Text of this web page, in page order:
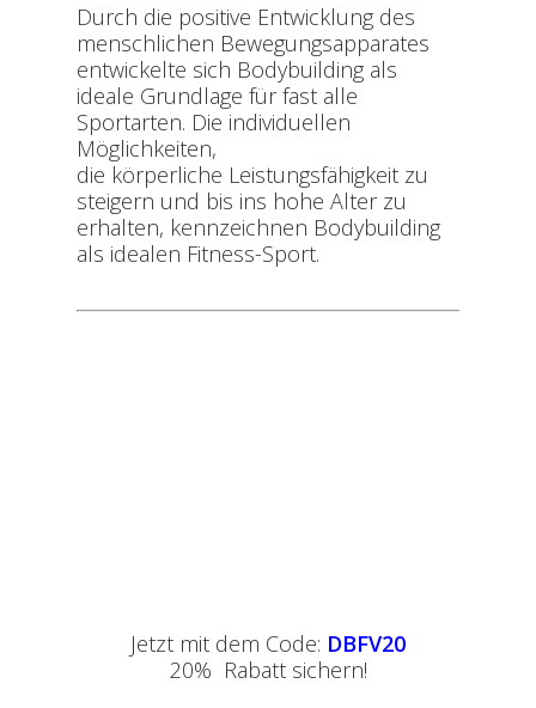
Durch die positive Entwicklung des
menschlichen Bewegungsapparates
entwickelte sich Bodybuilding als
ideale Grundlage für fast alle
Sportarten. Die individuellen
Möglichkeiten,
die körperliche Leistungsfähigkeit zu
steigern und bis ins hohe Alter zu
erhalten, kennzeichnen Bodybuilding
als idealen Fitness-Sport.
Jetzt mit dem Code: DBFV20
20% Rabatt sichern!